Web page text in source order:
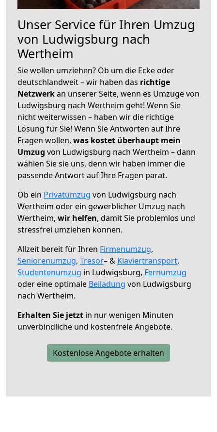
Unser Service für Ihren Umzug
von Ludwigsburg nach
Wertheim
Sie wollen umziehen? Ob um die Ecke oder
deutschlandweit – wir haben das richtige
Netzwerkan unserer Seite, wenn es Umzüge von
Ludwigsburg nach Wertheim geht! Wenn Sie
nicht weiterwissen – haben wir die richtige
Lösung für Sie! Wenn Sie Antworten auf Ihre
Fragen wollen, was kostet überhaupt mein
Umzug von Ludwigsburg nach Wertheim – dann
wählen Sie sie uns, denn wir haben immer die
passende Antwort auf Ihre Fragen parat.
Ob ein Privatumzug von Ludwigsburg nach
Wertheim oder ein gewerblicher Umzug nach
Wertheim, wir helfen, damit Sie problemlos und
stressfrei umziehen können.
Allzeit bereit für Ihren Firmenumzug,
Seniorenumzug, Tresor– & Klaviertransport,
Studentenumzug in Ludwigsburg, Fernumzug
oder eine optimale Beiladung von Ludwigsburg
nach Wertheim.
Erhalten Sie jetzt in nur wenigen Minuten
unverbindliche und kostenfreie Angebote.
Kostenlose Angebote erhalten